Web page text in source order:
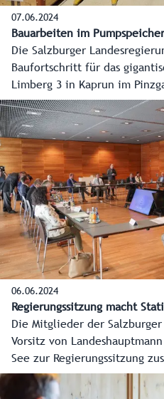
07.06.2024
Bauarbeiten im
Die Salzburger
Baufortschritt für das
Limberg 3 in Kaprun im
Verbund investiert dafür bis
2025 insgesamt 572 Millionen
06.06.2024
Regierungssitzung macht
Die Mitglieder der
Vorsitz von
See zur Regierungssitzung
Tagesordnung standen mit
Pinzgaubahn, der Ski-WM